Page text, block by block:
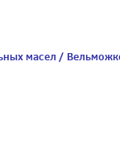
масел /